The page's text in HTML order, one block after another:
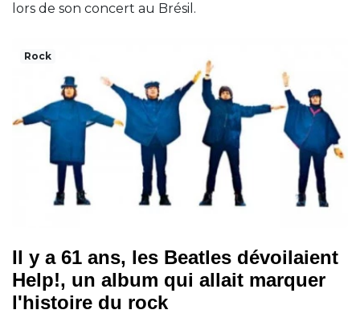
lors de son concert au Brésil.
Rock
Il y a 61 ans, les Beatles dévoilaient
Help!, un album qui allait marquer
l'histoire du rock